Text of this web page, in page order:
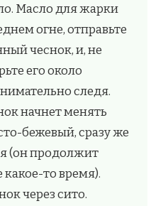
Масло для жарки
огне, отправьте
чеснок, и, не
его около
следя.
начнет менять
бежевый, сразу же
(он продолжит
какое-то время).
через сито.